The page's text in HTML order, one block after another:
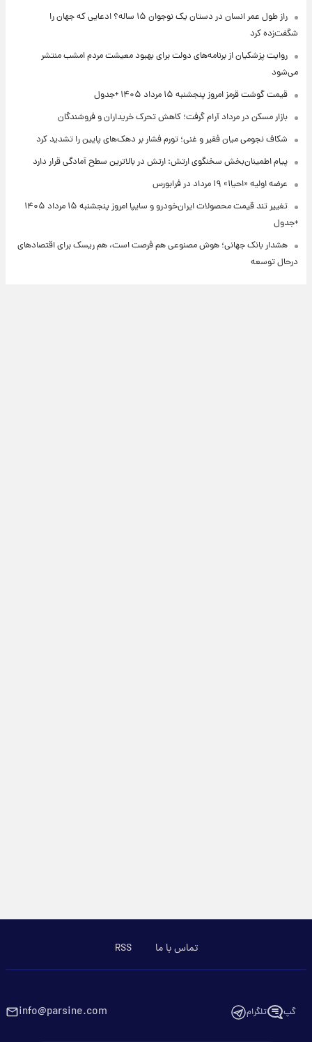
راز طول عمر انسان در دستان یک نوجوان ۱۵ ساله؟ ادعایی که جهان را
شگفت‌زده کرد
روایت پزشکیان از برنامه‌های دولت برای بهبود معیشت مردم امشب منتشر
می‌شود
قیمت گوشت قرمز امروز پنجشنبه ۱۵ مرداد ۱۴۰۵ +جدول
بازار مسکن در مرداد آرام گرفت؛ کاهش تحرک خریداران و فروشندگان
شکاف نجومی میان فقیر و غنی؛ تورم فشار بر دهک‌های پایین را تشدید کرد
پیام اطمینان‌بخش سخنگوی ارتش: ارتش در بالاترین سطح آمادگی قرار دارد
عرضه اولیه «احیا۱» ۱۹ مرداد در فرابورس
تغییر تند قیمت محصولات ایران‌خودرو و سایپا امروز پنجشنبه ۱۵ مرداد ۱۴۰۵
+جدول
هشدار بانک جهانی؛ هوش مصنوعی هم فرصت است، هم ریسک برای اقتصادهای
درحال توسعه
تماس با ما RSS
گپ تلگرام info@parsine.com